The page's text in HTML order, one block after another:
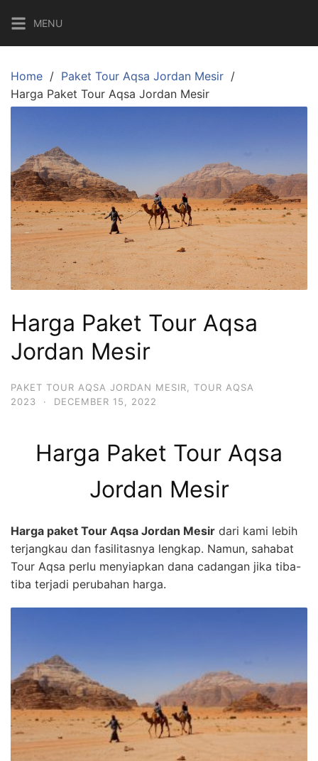
content
MENU
Home
Paket Tour Aqsa Jordan Mesir
Harga Paket Tour Aqsa Jordan Mesir
Harga Paket Tour Aqsa
Jordan Mesir
PAKET TOUR AQSA JORDAN MESIR, TOUR AQSA
2023
· DECEMBER 15, 2022
Harga Paket Tour Aqsa
Jordan Mesir
Harga paket Tour Aqsa Jordan Mesir dari kami lebih
terjangkau dan fasilitasnya lengkap. Namun, sahabat
Tour Aqsa perlu menyiapkan dana cadangan jika tiba-
tiba terjadi perubahan harga.